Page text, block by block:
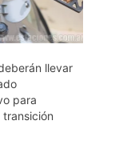
llevar
para
transición